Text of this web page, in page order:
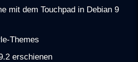
mit dem Touchpad in Debian 9
Themes
erschienen